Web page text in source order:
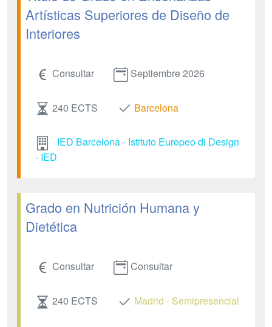
Artísticas Superiores de Diseño de
Interiores
Consultar Septiembre 2026
240 ECTS Barcelona
IED Barcelona - Istituto Europeo di Design
- IED
Grado en Nutrición Humana y
Dietética
Consultar Consultar
240 ECTS Madrid - Semipresencial